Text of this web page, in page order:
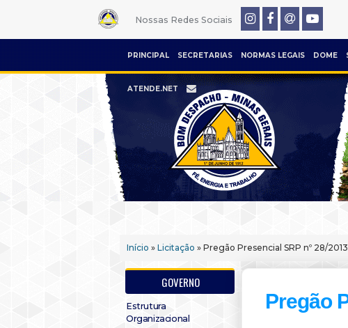
Nossas Redes Sociais
PRINCIPAL SECRETARIAS NORMAS LEGAIS DOME
ATENDE.NET
Início » Licitação » Pregão Presencial SRP nº 28/
GOVERNO
Estrutura
Organizacional
Pregão